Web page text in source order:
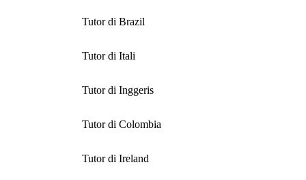
Tutor di Brazil
Tutor di Itali
Tutor di Inggeris
Tutor di Colombia
Tutor di Ireland